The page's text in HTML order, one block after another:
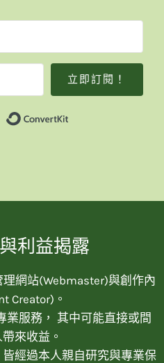
立即訂閱！
利益揭露
網站(Webmaster)與創作內
Creator)。
業服務， 其中可能直接或間
來收益。
經過本人親自研究與專業保